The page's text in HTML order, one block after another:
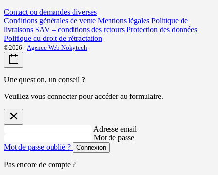
Contact ou demandes diverses
Conditions générales de vente Mentions légales Politique de
livraisons SAV – conditions des retours Protection des données
Politique du droit de rétractation
©2026 -Agence Web Nokytech
Une question, un conseil ?
Veuillez vous connecter pour accéder au formulaire.
Adresse email
Mot de passe
Mot de passe oublié ?
Connexion
Pas encore de compte ?